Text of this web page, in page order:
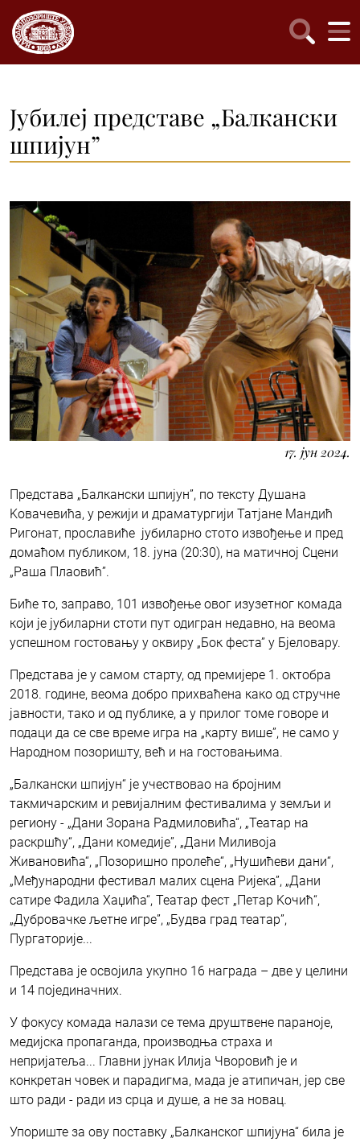
Јубилеј представе „Балкански
шпијун”
17. јун 2024.
Представа „Балкански шпијун”, по тексту Душана
Kовачевића, у режији и драматургији Татјане Мандић
Ригонат, прославиће јубиларно стото извођење и пред
домаћом публиком, 18. јуна (20:30), на матичној Сцени
„Раша Плаовић”.
Биће то, заправо, 101 извођење овог изузетног комада
који је јубиларни стоти пут одигран недавно, на веома
успешном гостовању у оквиру „Бок феста” у Бјеловару.
Представа је у самом старту, од премијере 1. октобра
2018. године, веома добро прихваћена како од стручне
јавности, тако и од публике, а у прилог томе говоре и
подаци да се све време игра на „карту више”, не само у
Народном позоришту, већ и на гостовањима.
„Балкански шпијун“ је учествовао на бројним
такмичарским и ревијалним фестивалима у земљи и
региону - „Дани Зорана Радмиловића“, „Театар на
раскршћу“, „Дани комедије”, „Дани Миливоја
Живановића“, „Позоришно пролеће“, „Нушићеви дани“,
„Међународни фестивал малих сцена Ријека”, „Дани
сатире Фадила Хаџића“, Театар фест „Петар Kочић“,
„Дубровачке љетне игре”, „Будва град театар”,
Пургаторије...
Представа је освојила укупно 16 награда – две у целини
и 14 појединачних.
У фокусу комада налази се тема друштвене параноје,
медијска пропаганда, производња страха и
непријатеља... Главни јунак Илија Чворовић је и
конкретан човек и парадигма, мада је атипичан, јер све
што ради - ради из срца и душе, а не за новац.
Упориште за ову поставку „Балканског шпијуна“ била је